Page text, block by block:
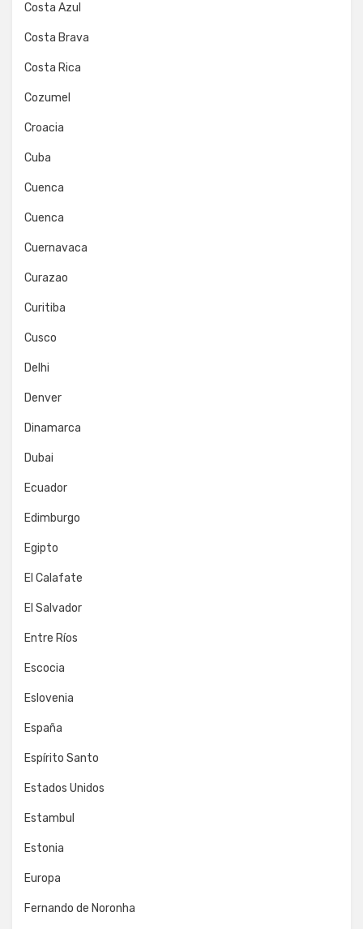
Costa Azul
Costa Brava
Costa Rica
Cozumel
Croacia
Cuba
Cuenca
Cuenca
Cuernavaca
Curazao
Curitiba
Cusco
Delhi
Denver
Dinamarca
Dubai
Ecuador
Edimburgo
Egipto
El Calafate
El Salvador
Entre Ríos
Escocia
Eslovenia
España
Espírito Santo
Estados Unidos
Estambul
Estonia
Europa
Fernando de Noronha